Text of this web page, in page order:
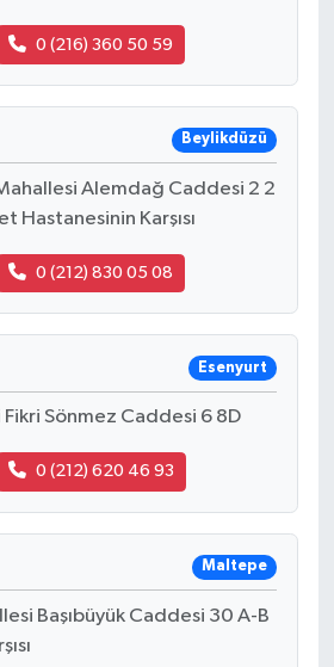
0 (216) 360 50 59
Beylikdüzü
Alemdağ Caddesi 2 2
Hastanesinin Karşısı
0 (212) 830 05 08
Esenyurt
Sönmez Caddesi 6 8D
0 (212) 620 46 93
Maltepe
Başıbüyük Caddesi 30 A-B